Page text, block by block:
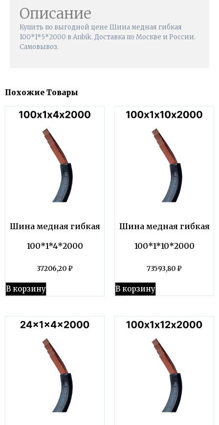
Описание
Купить по выгодной цене Шина медная гибкая
100*1*5*2000 в Anbik. Доставка по Москве и России.
Самовывоз.
Похожие Товары
Шина медная гибкая
100*1*4*2000
37206,20 ₽
В корзину
Шина медная гибкая
100*1*10*2000
73593,80 ₽
В корзину